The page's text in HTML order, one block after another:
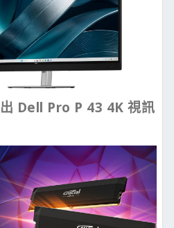
Dell Pro P 43 4K 視訊